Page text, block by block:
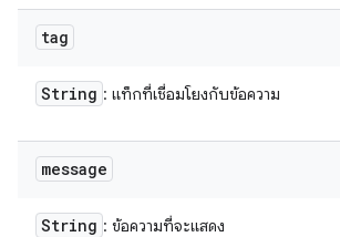
tag
String : แท็กที่เชื่อมโยงกับข้อความ
message
String : ข้อความที่จะแสดง